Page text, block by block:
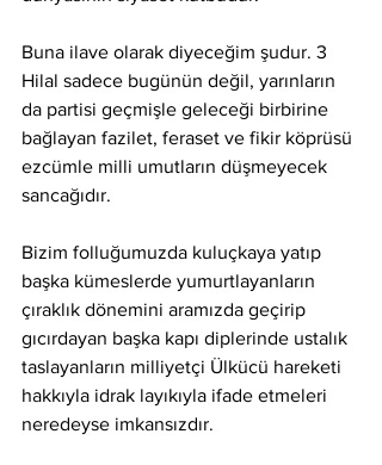
Buna ilave olarak diyeceğim şudur. 3
Hilal sadece bugünün değil, yarınların
da partisi geçmişle geleceği birbirine
bağlayan fazilet, feraset ve fikir köprüsü
ezcümle milli umutların düşmeyecek
sancağıdır.
Bizim folluğumuzda kuluçkaya yatıp
başka kümeslerde yumurtlayanların
çıraklık dönemini aramızda geçirip
gıcırdayan başka kapı diplerinde ustalık
taslayanların milliyetçi Ülkücü hareketi
hakkıyla idrak layıkıyla ifade etmeleri
neredeyse imkansızdır.